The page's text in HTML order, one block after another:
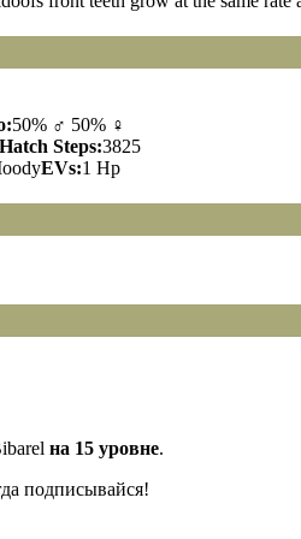
50% ♂ 50% ♀
Hatch Steps:3825
EVs:1 Hp
на 15 уровне.
подписывайся!